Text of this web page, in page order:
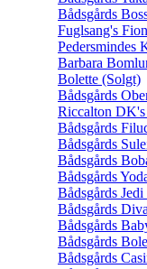
Bådsgårds
Fuglsang's
Pedersmindes
Barbara
Bolette (Solgt)
Bådsgårds
Riccalton
Bådsgårds
Bådsgårds
Bådsgårds
Bådsgårds
Bådsgårds
Bådsgårds
Bådsgårds
Bådsgårds
Bådsgårds